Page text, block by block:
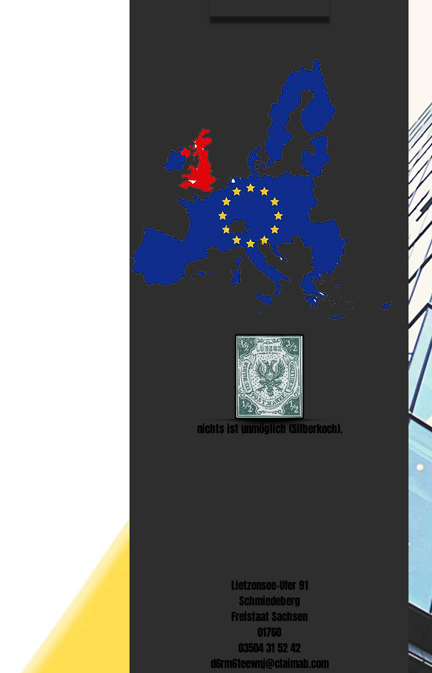
nichts ist unmöglich (Silberkoch).
Lietzensee-Ufer 91
Schmiedeberg
Freistaat Sachsen
01760
03504 31 52 42
d6rm61eewnj@claimab.com